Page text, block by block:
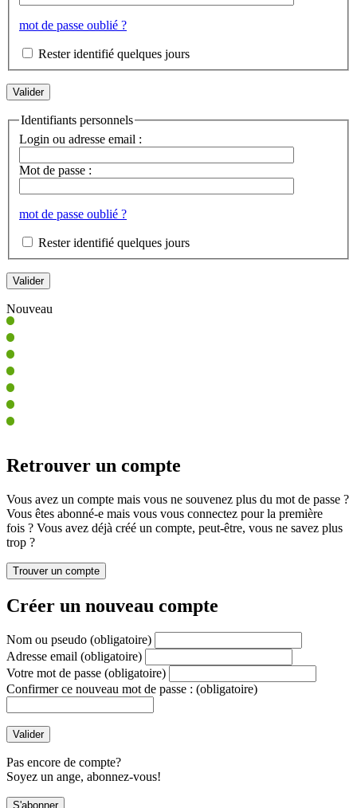
mot de passe oublié ?
Rester identifié quelques jours
Identifiants personnels
Login ou adresse email :
Mot de passe :
mot de passe oublié ?
Rester identifié quelques jours
Nouveau
Retrouver un compte
Vous avez un compte mais vous ne souvenez plus du mot de passe ?
Vous êtes abonné-e mais vous vous connectez pour la première
fois ? Vous avez déjà créé un compte, peut-être, vous ne savez plus
trop ?
Créer un nouveau compte
Nom ou pseudo (obligatoire)
Adresse email (obligatoire)
Votre mot de passe (obligatoire)
Confirmer ce nouveau mot de passe : (obligatoire)
Pas encore de compte?
Soyez un ange, abonnez-vous!